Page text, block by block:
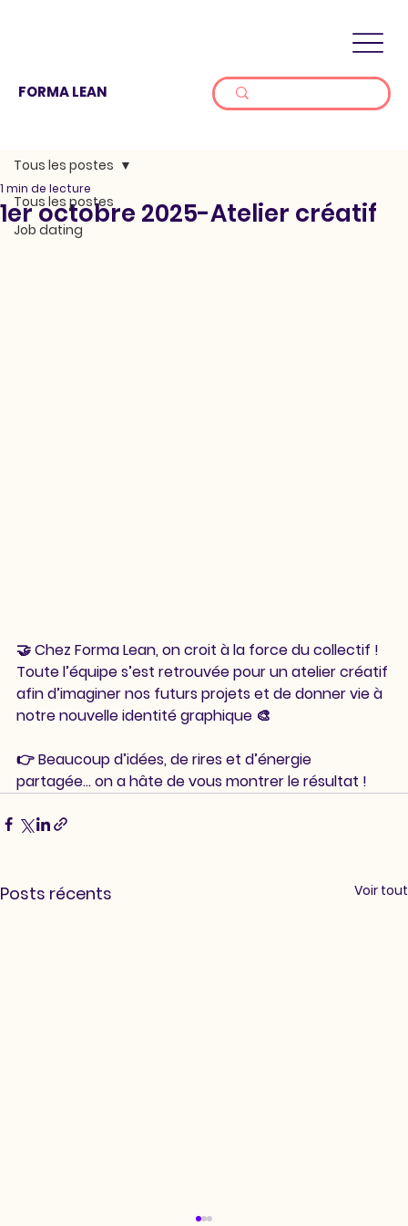
FORMA LEAN
Tous les postes
Job dating
Tous les postes
1er octobre 2025-Atelier créatif
1 min de lecture
🤝 Chez Forma Lean, on croit à la force du collectif !
Toute l’équipe s’est retrouvée pour un atelier créatif
afin d’imaginer nos futurs projets et de donner vie à
notre nouvelle identité graphique 🎨
👉 Beaucoup d’idées, de rires et d’énergie
partagée… on a hâte de vous montrer le résultat !
Posts récents Voir tout